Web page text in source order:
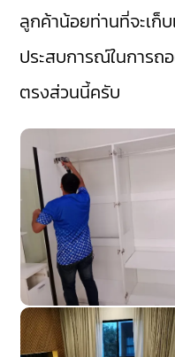
ลูกค้าน้อยท่านที่จะเก็
ประสบการณ์ในการถ
ตรงส่วนนี้ครับ